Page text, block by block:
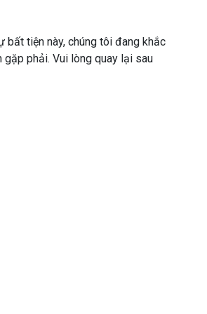
bất tiện này, chúng tôi đang khắc
phải. Vui lòng quay lại sau